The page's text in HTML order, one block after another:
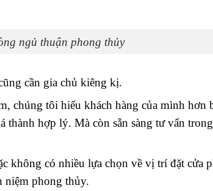
ngủ thuận phong thủy
cần gia chủ kiêng kị.
chúng tôi hiểu khách hàng của mình hơn
hợp lý. Mà còn sẵn sàng tư vấn
không có nhiều lựa chọn về vị trí đặt cửa
niệm phong thủy.